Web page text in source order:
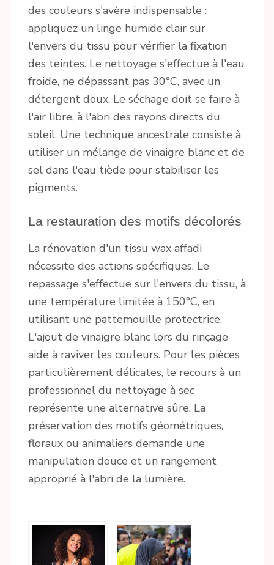
des couleurs s'avère indispensable :
appliquez un linge humide clair sur
l'envers du tissu pour vérifier la fixation
des teintes. Le nettoyage s'effectue à l'eau
froide, ne dépassant pas 30°C, avec un
détergent doux. Le séchage doit se faire à
l'air libre, à l'abri des rayons directs du
soleil. Une technique ancestrale consiste à
utiliser un mélange de vinaigre blanc et de
sel dans l'eau tiède pour stabiliser les
pigments.
La restauration des motifs décolorés
La rénovation d'un tissu wax affadi
nécessite des actions spécifiques. Le
repassage s'effectue sur l'envers du tissu, à
une température limitée à 150°C, en
utilisant une pattemouille protectrice.
L'ajout de vinaigre blanc lors du rinçage
aide à raviver les couleurs. Pour les pièces
particulièrement délicates, le recours à un
professionnel du nettoyage à sec
représente une alternative sûre. La
préservation des motifs géométriques,
floraux ou animaliers demande une
manipulation douce et un rangement
approprié à l'abri de la lumière.